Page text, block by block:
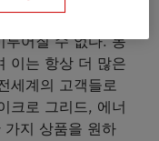
루어질 수 없다. 동
이는 항상 더 많은
세계의 고객들로
크로 그리드, 에너
지 상품을 원하